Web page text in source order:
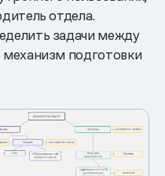
отдела.
задачи между
подготовки